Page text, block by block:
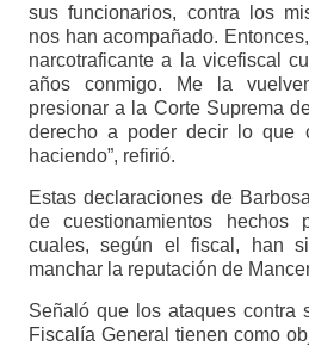
sus funcionarios, contra los
nos han acompañado.
narcotraficante a la vicefiscal
años conmigo. Me la
presionar a la Corte Suprema
derecho a poder decir lo que
haciendo”, refirió.
Estas declaraciones de
de cuestionamientos hechos
cuales, según el fiscal, han
manchar la reputación de
Señaló que los ataques contra
Fiscalía General tienen como